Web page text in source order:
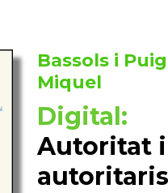
Bassols i
Miquel
Digital:
Autoritat i